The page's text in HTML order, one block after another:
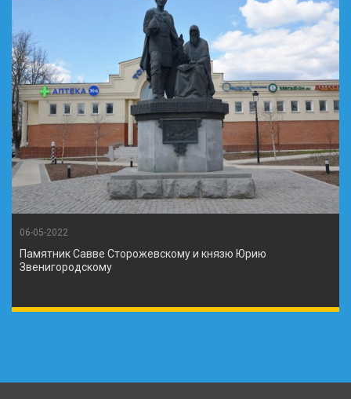
06-05-2022
Памятник Савве Сторожевскому и князю Юрию
Звенигородскому